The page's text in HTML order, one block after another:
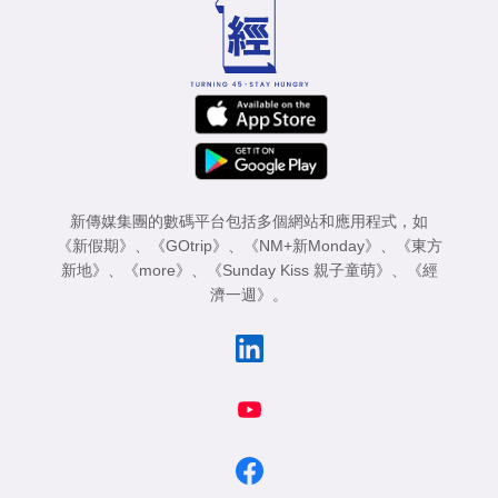
新傳媒集團的數碼平台包括多個網站和應用程式，如
《新假期》 、 《GOtrip》 、 《NM+新Monday》 、
《東方
新地》 、 《more》 、 《Sunday Kiss 親子童萌》 、
《經
濟一週》 。